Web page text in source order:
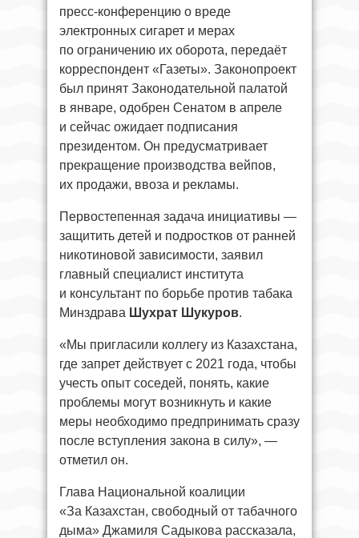
пресс‑конференцию о вреде
электронных сигарет и мерах
по ограничению их оборота, передаёт
корреспондент «Газеты». Законопроект
был принят Законодательной палатой
в январе, одобрен Сенатом в апреле
и сейчас ожидает подписания
президентом. Он предусматривает
прекращение производства вейпов,
их продажи, ввоза и рекламы.
Первостепенная задача инициативы —
защитить детей и подростков от ранней
никотиновой зависимости, заявил
главный специалист института
и консультант по борьбе против табака
Минздрава Шухрат Шукуров.
«Мы пригласили коллегу из Казахстана,
где запрет действует с 2021 года, чтобы
учесть опыт соседей, понять, какие
проблемы могут возникнуть и какие
меры необходимо предпринимать сразу
после вступления закона в силу», —
отметил он.
Глава Национальной коалиции
«За Казахстан, свободный от табачного
дыма» Джамиля Садыкова рассказала,